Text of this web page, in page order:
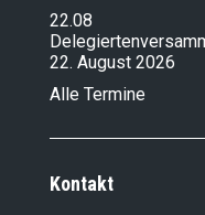
22.08
22. August 2026
Alle Termine
Kontakt